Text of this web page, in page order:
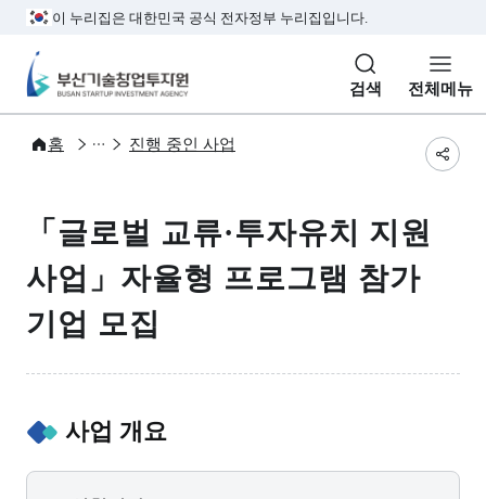
본문 바로가기
주메뉴 바로가기
서브메뉴 바로가기
하단메뉴 바로가기
이 누리집은 대한민국 공식 전자정부 누리집입니다.
부산기술창업투자원
검색 전체메뉴
홈
사업공고
사업공고 진행 중인 사업
공
「글로벌 교류·투자유치 지원
사업」자율형 프로그램 참가
기업 모집
사업 개요